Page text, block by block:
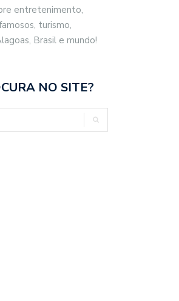
entretenimento,
turismo,
Brasil e mundo!
NO SITE?